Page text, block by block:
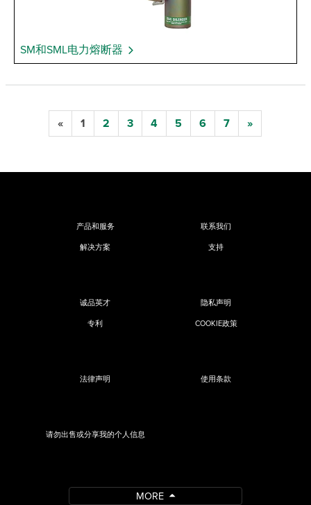
SM和SML电力熔断器
« 1 2 3 4 5 6 7 »
产品和服务
解决方案
联系我们
支持
诚品英才
专利
隐私声明
COOKIE政策
法律声明 使用条款
请勿出售或分享我的个人信息
MORE